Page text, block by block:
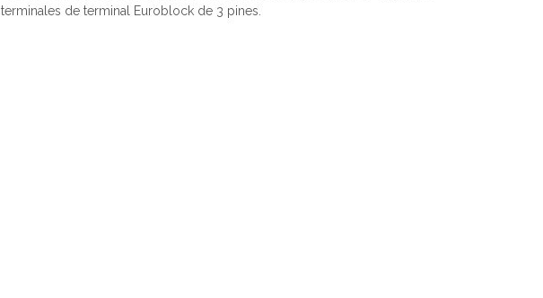
de terminal Euroblock de 3 pines.